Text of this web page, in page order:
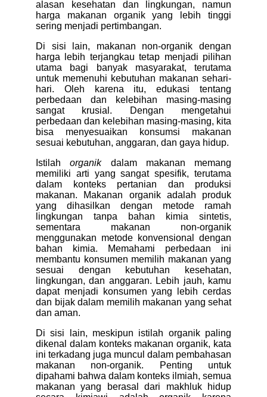
alasan kesehatan dan lingkungan, namun
harga makanan organik yang lebih tinggi
sering menjadi pertimbangan.
Di sisi lain, makanan non-organik dengan
harga lebih terjangkau tetap menjadi pilihan
utama bagi banyak masyarakat, terutama
untuk memenuhi kebutuhan makanan sehari-
hari. Oleh karena itu, edukasi tentang
perbedaan dan kelebihan masing-masing
sangat krusial. Dengan mengetahui
perbedaan dan kelebihan masing-masing, kita
bisa menyesuaikan konsumsi makanan
sesuai kebutuhan, anggaran, dan gaya hidup.
Istilahorganikdalam makanan memang
memiliki arti yang sangat spesifik, terutama
dalam konteks pertanian dan produksi
makanan. Makanan organik adalah produk
yang dihasilkan dengan metode ramah
lingkungan tanpa bahan kimia sintetis,
sementara makanan non-organik
menggunakan metode konvensional dengan
bahan kimia. Memahami perbedaan ini
membantu konsumen memilih makanan yang
sesuai dengan kebutuhan kesehatan,
lingkungan, dan anggaran. Lebih jauh, kamu
dapat menjadi konsumen yang lebih cerdas
dan bijak dalam memilih makanan yang sehat
dan aman.
Di sisi lain, meskipun istilah organik paling
dikenal dalam konteks makanan organik, kata
ini terkadang juga muncul dalam pembahasan
makanan non-organik. Penting untuk
dipahami bahwa dalam konteks ilmiah, semua
makanan yang berasal dari makhluk hidup